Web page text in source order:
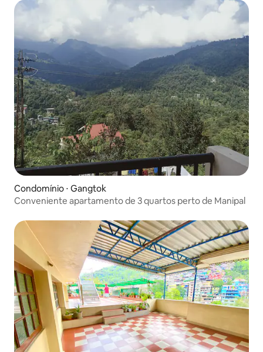
Condomínio ⋅ Gangtok
Conveniente apartamento de 3 quartos perto de Manipal